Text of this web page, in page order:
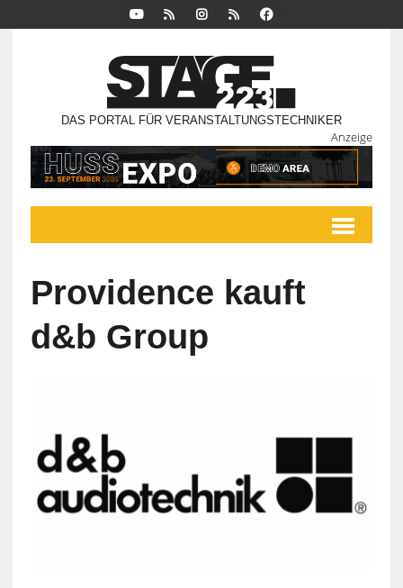
DAS PORTAL FÜR VERANSTALTUNGSTECHNIKER
Anzeige
Providence kauft
d&b Group